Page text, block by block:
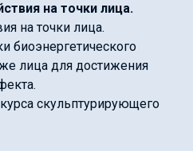
на точки лица.
на точки лица.
биоэнергетического
лица для достижения
скульптурирующего